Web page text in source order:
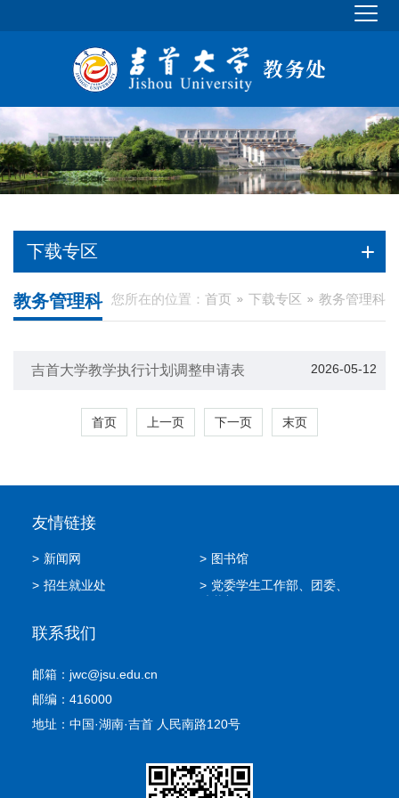
下载专区
您所在的位置： 首页 下载专区 教务管理科
教务管理科
2026-05-12
吉首大学教学执行计划调整申请表
首页 上一页 下一页 末页
友情链接
> 新闻网 > 图书馆
> 招生就业处 > 党委学生工作部、团委、
联系我们
邮箱：jwc@jsu.edu.cn
邮编：416000
地址：中国·湖南·吉首 人民南路120号